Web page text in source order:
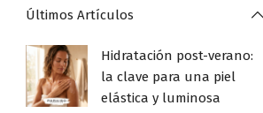
Últimos Artículos
Hidratación post-verano:
la clave para una piel
elástica y luminosa